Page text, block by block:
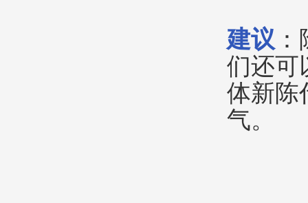
建议
们还可
体新陈
气。